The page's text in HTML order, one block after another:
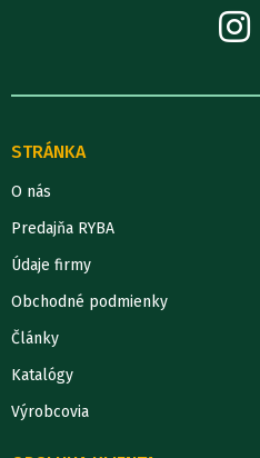
STRÁNKA
O nás
Predajňa RYBA
Údaje firmy
Obchodné podmienky
Články
Katalógy
Výrobcovia